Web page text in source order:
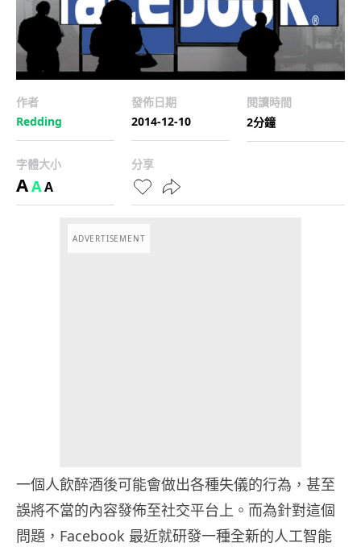
作者
Redding
發佈日期
2014-12-10
閱讀時間
2分鐘
字體大小
AAA
分享
ADVERTISEMENT
一個人飲醉酒後可能會做出各種失儀的行為，甚至
誤將不當的內容發佈至社交平台上。而為針對這個
問題，Facebook 最近就研發一種全新的人工智能